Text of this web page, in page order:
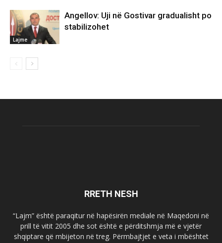
Lajme
Angellov: Uji në Gostivar gradualisht po
stabilizohet
RRETH NESH
“Lajm” është paraqitur në hapësirën mediale në Maqedoni në
prill të vitit 2005 dhe sot është e përditshmja më e vjetër
shqiptare që mbijeton në treg. Përmbajtjet e veta i mbështet